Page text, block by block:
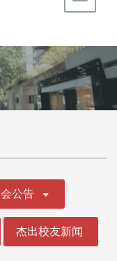
公告
杰出校友新闻